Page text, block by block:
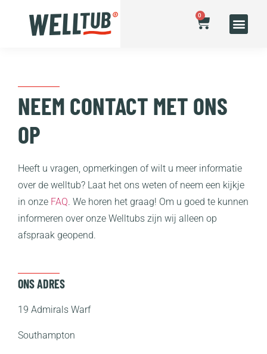
0
NEEM CONTACT MET ONS
OP
Heeft u vragen, opmerkingen of wilt u meer informatie
over de welltub? Laat het ons weten of neem een kijkje
in onze FAQ. We horen het graag! Om u goed te kunnen
informeren over onze Welltubs zijn wij alleen op
afspraak geopend.
ONS ADRES
19 Admirals Warf
Southampton